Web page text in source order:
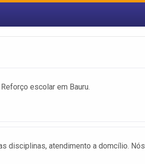
escolar em Bauru.
disciplinas, atendimento a domcílio. Nós